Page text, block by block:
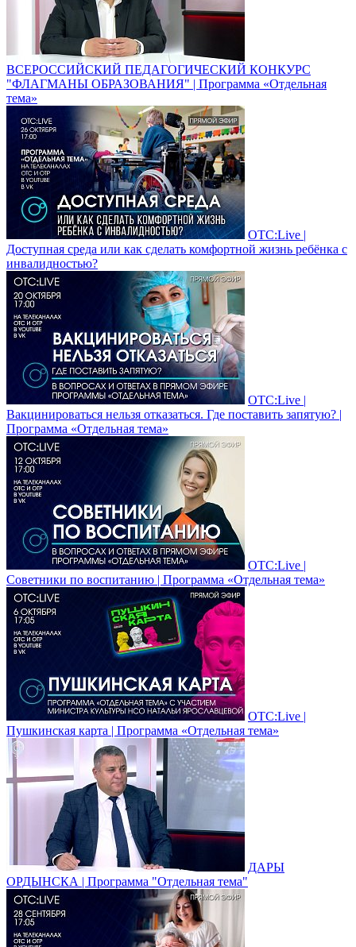
ВСЕРОССИЙСКИЙ ПЕДАГОГИЧЕСКИЙ КОНКУРС
"ФЛАГМАНЫ ОБРАЗОВАНИЯ" | Программа «Отдельная
тема»
ОТС:Live |
Доступная среда или как сделать комфортной жизнь ребёнка с
инвалидностью?
ОТС:Live |
Вакцинироваться нельзя отказаться. Где поставить запятую? |
Программа «Отдельная тема»
ОТС:Live |
Советники по воспитанию | Программа «Отдельная тема»
ОТС:Live |
Пушкинская карта | Программа «Отдельная тема»
ДАРЫ
ОРДЫНСКА | Программа "Отдельная тема"